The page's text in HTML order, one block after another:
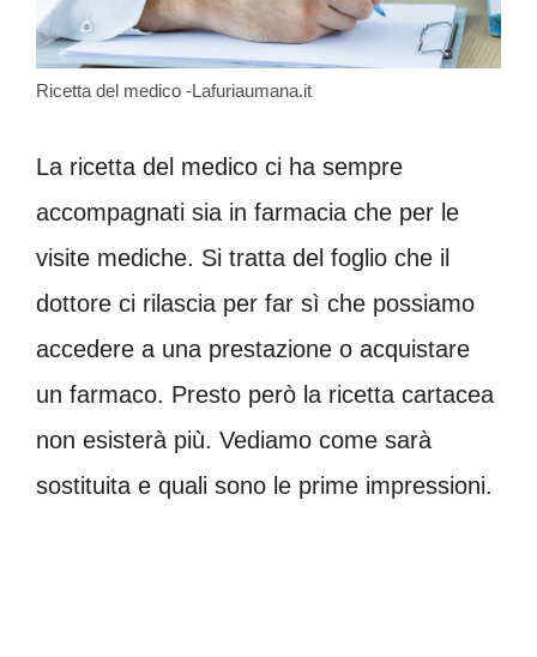
Ricetta del medico -Lafuriaumana.it
La ricetta del medico ci ha sempre
accompagnati sia in farmacia che per le
visite mediche. Si tratta del foglio che il
dottore ci rilascia per far sì che possiamo
accedere a una prestazione o acquistare
un farmaco. Presto però la ricetta cartacea
non esisterà più. Vediamo come sarà
sostituita e quali sono le prime impressioni.